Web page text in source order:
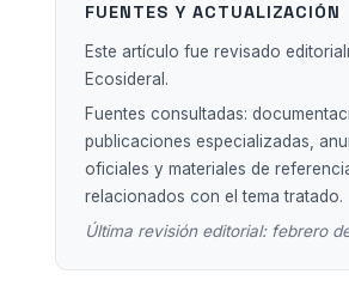
FUENTES Y ACTUALIZACIÓN
Este artículo fue revisado
Ecosideral.
Fuentes consultadas:
publicaciones especializadas,
oficiales y materiales de
relacionados con el tema tratado.
Última revisión editorial: febrero